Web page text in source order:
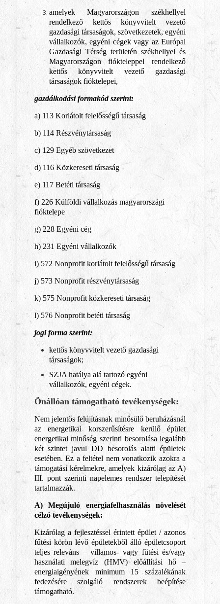
amelyek Magyarországon székhellyel
rendelkező kettős könyvvitelt vezető
gazdasági társaságok, szövetkezetek, egyéni
vállalkozók, egyéni cégek vagy az Európai
Gazdasági Térség területén székhellyel és
Magyarországon fiókteleppel rendelkező
kettős könyvvitelt vezető gazdasági
társaságok fióktelepei,
gazdálkodási formakód szerint:
a) 113 Korlátolt felelősségű társaság
b) 114 Részvénytársaság
c) 129 Egyéb szövetkezet
d) 116 Közkereseti társaság
e) 117 Betéti társaság
f) 226 Külföldi vállalkozás magyarországi
fióktelepe
g) 228 Egyéni cég
h) 231 Egyéni vállalkozók
i) 572 Nonprofit korlátolt felelősségű társaság
j) 573 Nonprofit részvénytársaság
k) 575 Nonprofit közkereseti társaság
l) 576 Nonprofit betéti társaság
jogi forma szerint:
kettős könyvvitelt vezető gazdasági
társaságok;
SZJA hatálya alá tartozó egyéni
vállalkozók, egyéni cégek.
Önállóan támogatható tevékenységek:
Nem jelentős felújításnak minősülő beruházásnál
az energetikai korszerűsítésre kerülő épület
energetikai minőség szerinti besorolása legalább
két szintet javul DD besorolás alatti épületek
esetében. Ez a feltétel nem vonatkozik azokra a
támogatási kérelmekre, amelyek kizárólag az A)
III. pont szerinti napelemes rendszer telepítését
tartalmazzák.
A) Megújuló energiafelhasználás növelését
célzó tevékenységek:
Kizárólag a fejlesztéssel érintett épület / azonos
fűtési körön lévő épületekből álló épületcsoport
teljes releváns – villamos- vagy fűtési és/vagy
használati melegvíz (HMV) előállítási hő –
energiaigényének minimum 15 százalékának
fedezésére szolgáló rendszerek beépítése
támogatható.